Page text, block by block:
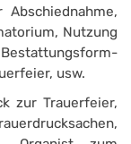
Nutzung
usw.
zur Trauerfeier,